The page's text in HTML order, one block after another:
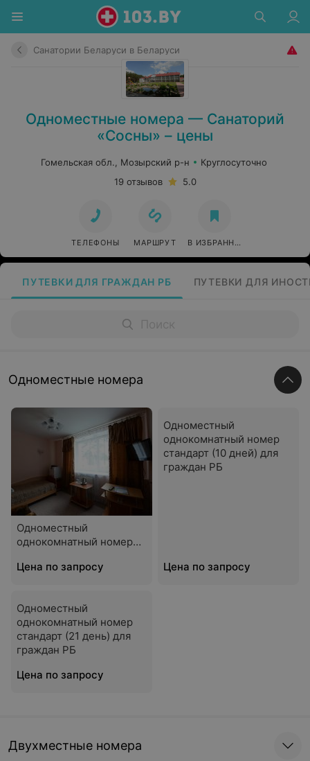
Санатории Беларуси в Беларуси
Одноместные номера — Санаторий
«Сосны» – цены
Гомельская обл., Мозырский р-н
Круглосуточно
19 отзывов
5.0
ТЕЛЕФОНЫ МАРШРУТ В ИЗБРАННОЕ
ПУТЕВКИ ДЛЯ ГРАЖДАН РБ ПУТЕВКИ ДЛЯ
Одноместные номера
Одноместный
однокомнатный номер
Цена по запросу
Одноместный
однокомнатный номер
стандарт (10 дней) для
граждан РБ
Цена по запросу
Одноместный
однокомнатный номер
стандарт (21 день) для
граждан РБ
Цена по запросу
Двухместные номера